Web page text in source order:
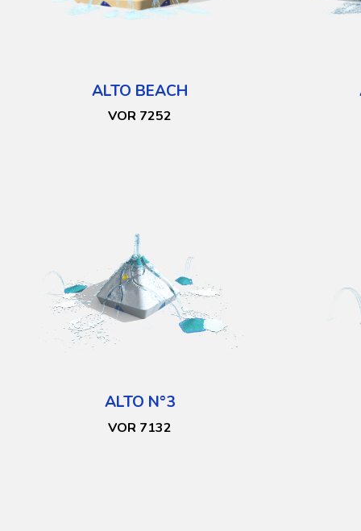
ALTO BEACH
VOR 7252
ALTO N°3
VOR 7132